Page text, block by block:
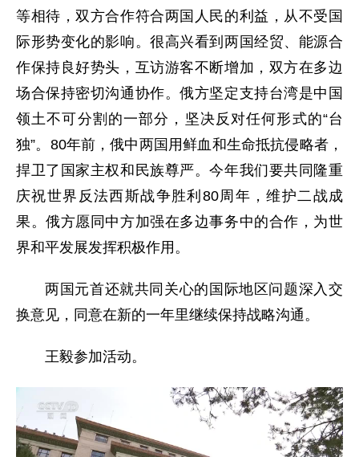
等相待，双方合作符合两国人民的利益，从不受国
际形势变化的影响。很高兴看到两国经贸、能源合
作保持良好势头，互访游客不断增加，双方在多边
场合保持密切沟通协作。俄方坚定支持台湾是中国
领土不可分割的一部分，坚决反对任何形式的“台
独”。80年前，俄中两国用鲜血和生命抵抗侵略者，
捍卫了国家主权和民族尊严。今年我们要共同隆重
庆祝世界反法西斯战争胜利80周年，维护二战成
果。俄方愿同中方加强在多边事务中的合作，为世
界和平发展发挥积极作用。
两国元首还就共同关心的国际地区问题深入交
换意见，同意在新的一年里继续保持战略沟通。
王毅参加活动。